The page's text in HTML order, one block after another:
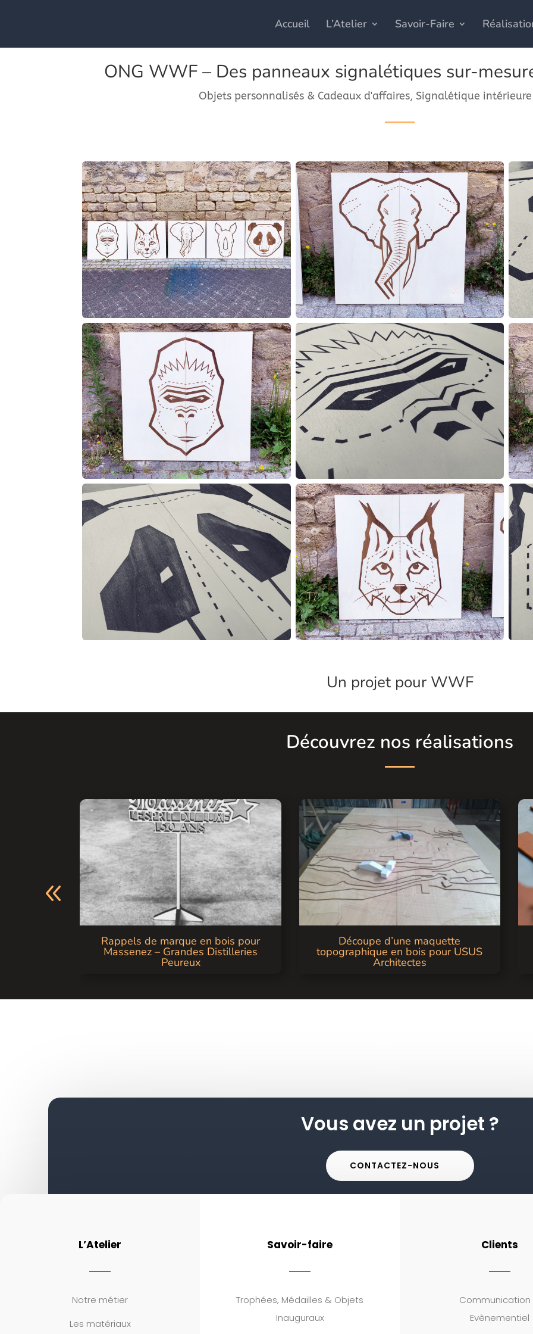
Accueil L’Atelier Savoir-Faire
ONG WWF – Des panneaux signalétiques sur-
Objets personnalisés & Cadeaux d'affaires, Signalétique
Un projet pour WWF
Découvrez nos réalisations
Rappels de marque en bois pour
Massenez – Grandes Distilleries
Peureux
Découpe d’une maquette
topographique en bois pour USUS
Architectes
Vous avez un projet ?
CONTACTEZ-NOUS
L’Atelier
Notre métier
Les matériaux
Savoir-faire
Trophées, Médailles & Objets
Inauguraux
Clients
Communication
Evènementiel